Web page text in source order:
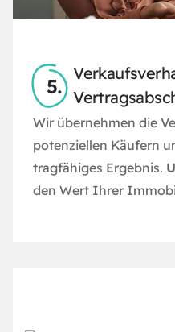
Wir übernehmen die
potenziellen Käufern
tragfähiges Ergebnis.
den Wert Ihrer